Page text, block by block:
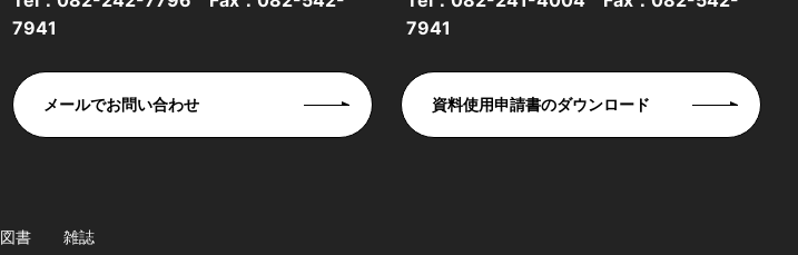
7941
7941
メールでお問い合わせ 資料使用申請書のダウンロード
図書 雑誌